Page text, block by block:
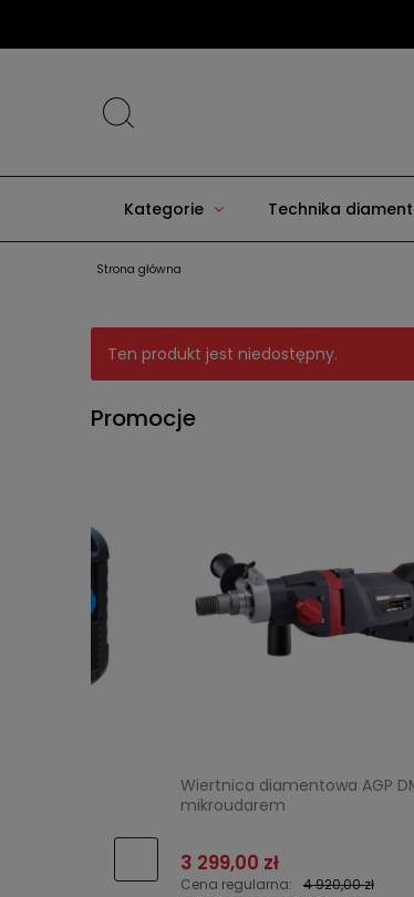
Kategorie Technika
Strona główna
Ten produkt jest niedostępny.
Promocje
Wiertnica diamentowa AGP DM52D z
mikroudarem
3 299,00 zł
Cena regularna: 4 920,00 zł